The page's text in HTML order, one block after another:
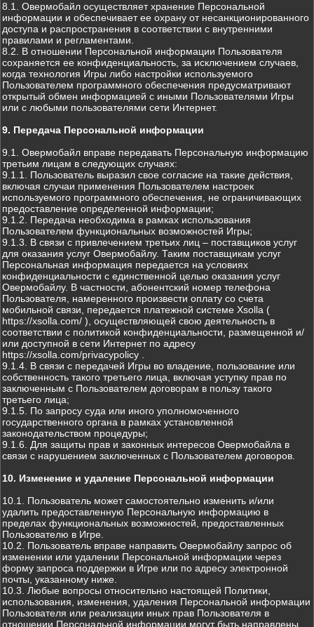
8.1. Овермобайл осуществляет хранение Персональной
информации и обеспечивает ее охрану от несанкционированного
доступа и распространения в соответствии с внутренними
правилами и регламентами.
8.2. В отношении Персональной информации Пользователя
сохраняется ее конфиденциальность, за исключением случаев,
когда технология Игры либо настройки используемого
Пользователем программного обеспечения предусматривают
открытый обмен информацией с иными Пользователями Игры
или с любыми пользователями сети Интернет.
9. Передача Персональной информации
9.1. Овермобайл вправе передавать Персональную информацию
третьим лицам в следующих случаях:
9.1.1. Пользователь выразил свое согласие на такие действия,
включая случаи применения Пользователем настроек
используемого программного обеспечения, не ограничивающих
предоставление определенной информации;
9.1.2. Передача необходима в рамках использования
Пользователем функциональных возможностей Игры;
9.1.3. В связи с привлечением третьих лиц – поставщиков услуг
для оказания услуг Овермобайлу. Таким поставщикам услуг
Персональная информация передается на условиях
конфиденциальности с единственной целью оказания услуг
Овермобайлу. В частности, абонентский номер телефона
Пользователя, намеренного произвести оплату со счета
мобильной связи, передается платежной системе Xsolla (
https://xsolla.com/ ), осуществляющей свою деятельность в
соответствии с политикой конфиденциальности, размещенной и/
или доступной в сети Интернет по адресу
https://xsolla.com/privacypolicy .
9.1.4. В связи с передачей Игры во владение, пользование или
собственность такого третьего лица, включая уступку прав по
заключенным с Пользователем договорам в пользу такого
третьего лица;
9.1.5. По запросу суда или иного уполномоченного
государственного органа в рамках установленной
законодательством процедуры;
9.1.6. Для защиты прав и законных интересов Овермобайла в
связи с нарушением заключенных с Пользователем договоров.
10. Изменение и удаление Персональной информации
10.1. Пользователь может самостоятельно изменить и/или
удалить предоставленную Персональную информацию в
пределах функциональных возможностей, предоставленных
Пользователю в Игре.
10.2. Пользователь вправе направить Овермобайлу запрос об
изменении или удалении Персональной информации через
форму запроса поддержки в Игре или по адресу электронной
почты, указанному ниже.
10.3. Любые вопросы относительно настоящей Политики,
использования, изменения, удаления Персональной информации
Пользователя или реализации иных прав Пользователя в
отношении Персональной информации могут быть направлены